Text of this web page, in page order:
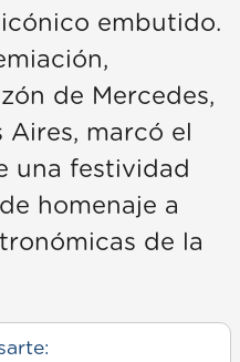
embutido.
de Mercedes,
marcó el
una festividad
homenaje a
de la